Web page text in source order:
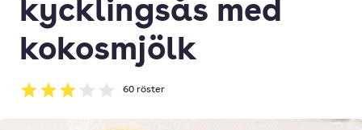
kycklingsås med
kokosmjölk
Betyg: 3.12 av 5
60 röster